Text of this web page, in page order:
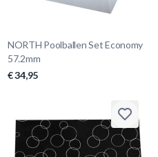
NORTH Poolballen Set Economy
57.2mm
€ 34,95